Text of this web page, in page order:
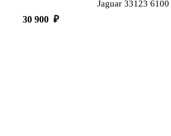
Jaguar 33123 6100
30 900 ₽